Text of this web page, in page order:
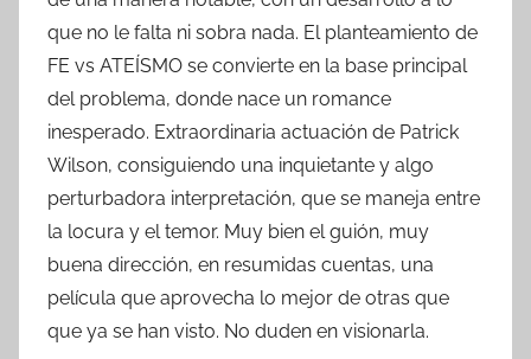
que no le falta ni sobra nada. El planteamiento de
FE vs ATEÍSMO se convierte en la base principal
del problema, donde nace un romance
inesperado. Extraordinaria actuación de Patrick
Wilson, consiguiendo una inquietante y algo
perturbadora interpretación, que se maneja entre
la locura y el temor. Muy bien el guión, muy
buena dirección, en resumidas cuentas, una
película que aprovecha lo mejor de otras que
que ya se han visto. No duden en visionarla.